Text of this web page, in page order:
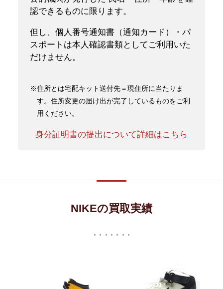
認できるものに限ります。
但し、個人番号通知書（通知カード）・パ
スポートは本人確認書類としてご利用いた
だけません。
※住所とは宅配キット送付先＝現住所に当たりま
す。住所変更の届け出が完了しているものをご利
用ください。
身分証明書の提出について詳細はこちら
NIKEの買取実績